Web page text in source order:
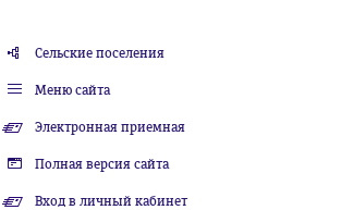
Сельские поселения
Меню сайта
Электронная приемная
Полная версия сайта
Вход в личный кабинет